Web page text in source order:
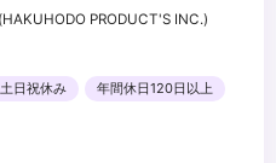
PRODUCT'S INC.)
土日祝休み
年間休日120日以上